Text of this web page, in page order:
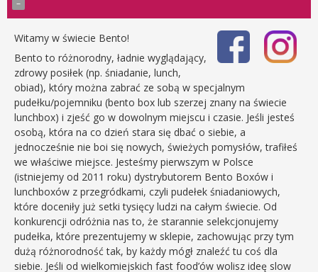
Witamy w świecie Bento!
Bento to różnorodny, ładnie wyglądający,
zdrowy posiłek (np. śniadanie, lunch,
obiad), który można zabrać ze sobą w specjalnym
pudełku/pojemniku (bento box lub szerzej znany na świecie
lunchbox) i zjeść go w dowolnym miejscu i czasie. Jeśli jesteś
osobą, która na co dzień stara się dbać o siebie, a
jednocześnie nie boi się nowych, świeżych pomysłów, trafiłeś
we właściwe miejsce. Jesteśmy pierwszym w Polsce
(istniejemy od 2011 roku) dystrybutorem Bento Boxów i
lunchboxów z przegródkami, czyli pudełek śniadaniowych,
które doceniły już setki tysięcy ludzi na całym świecie. Od
konkurencji odróżnia nas to, że starannie selekcjonujemy
pudełka, które prezentujemy w sklepie, zachowując przy tym
dużą różnorodność tak, by każdy mógł znaleźć tu coś dla
siebie. Jeśli od wielkomiejskich fast food’ów wolisz ideę slow